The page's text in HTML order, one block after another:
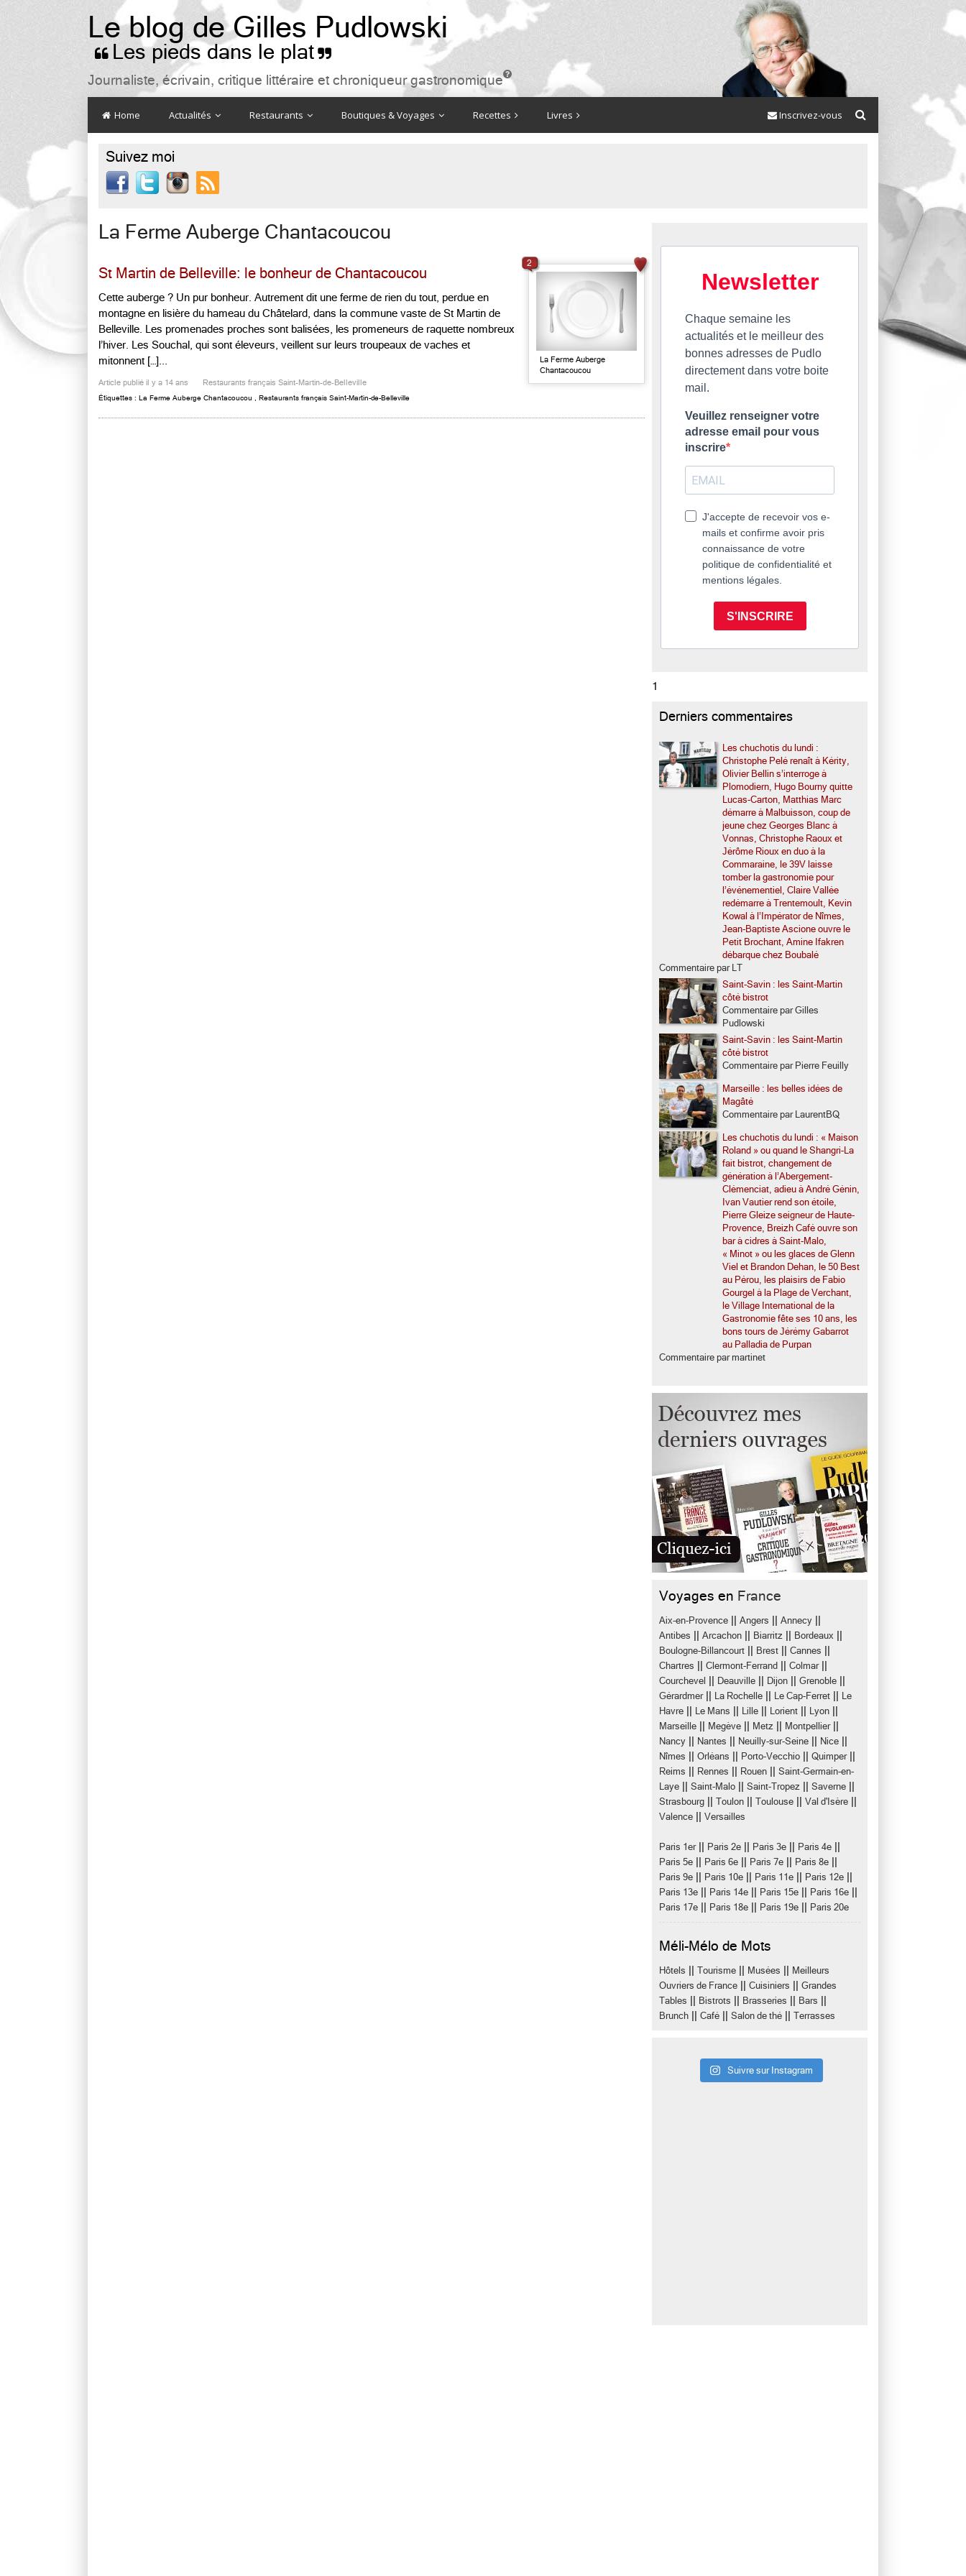
Le blog de Gilles Pudlowski
 Les pieds dans le plat 
Journaliste, écrivain, critique littéraire et chroniqueur gastronomique

Home Actualités Restaurants Boutiques & Voyages Recettes Livres Inscrivez-vous
Suivez moi

La Ferme Auberge Chantacoucou
St Martin de Belleville: le bonheur de Chantacoucou
Cette auberge ? Un pur bonheur. Autrement dit une ferme de rien du tout, perdue en
montagne en lisière du hameau du Châtelard, dans la commune vaste de St Martin de
Belleville. Les promenades proches sont balisées, les promeneurs de raquette nombreux
l’hiver. Les Souchal, qui sont éleveurs, veillent sur leurs troupeaux de vaches et
mitonnent […]...
Article publié il y a 14 ans Restaurants français Saint-Martin-de-Belleville
Étiquettes : La Ferme Auberge Chantacoucou Restaurants français Saint-Martin-de-Belleville
La Ferme Auberge
Chantacoucou
2
Newsletter
Chaque semaine les
actualités et le meilleur des
bonnes adresses de Pudlo
directement dans votre boite
mail.
Veuillez renseigner votre
adresse email pour vous
inscrire
J'accepte de recevoir vos e-
mails et confirme avoir pris
connaissance de votre
politique de confidentialité et
mentions légales.
S'INSCRIRE
1
Derniers commentaires
Les chuchotis du lundi :
Christophe Pelé renaît à Kérity,
Olivier Bellin s’interroge à
Plomodiern, Hugo Bourny quitte
Lucas-Carton, Matthias Marc
démarre à Malbuisson, coup de
jeune chez Georges Blanc à
Vonnas, Christophe Raoux et
Jérôme Rioux en duo à la
Commaraine, le 39V laisse
tomber la gastronomie pour
l’événementiel, Claire Vallée
redémarre à Trentemoult, Kevin
Kowal à l’Impérator de Nîmes,
Jean-Baptiste Ascione ouvre le
Petit Brochant, Amine Ifakren
débarque chez Boubalé
Commentaire par LT
Saint-Savin : les Saint-Martin
côté bistrot
Commentaire par Gilles
Pudlowski
Saint-Savin : les Saint-Martin
côté bistrot
Commentaire par Pierre Feuilly
Marseille : les belles idées de
Magâté
Commentaire par LaurentBQ
Les chuchotis du lundi : « Maison
Roland » ou quand le Shangri-La
fait bistrot, changement de
génération à l’Abergement-
Clémenciat, adieu à André Génin,
Ivan Vautier rend son étoile,
Pierre Gleize seigneur de Haute-
Provence, Breizh Café ouvre son
bar à cidres à Saint-Malo,
« Minot » ou les glaces de Glenn
Viel et Brandon Dehan, le 50 Best
au Pérou, les plaisirs de Fabio
Gourgel à la Plage de Verchant,
le Village International de la
Gastronomie fête ses 10 ans, les
bons tours de Jérémy Gabarrot
au Palladia de Purpan
Commentaire par martinet
Voyages en France
Aix-en-Provence Angers Annecy
Antibes Arcachon Biarritz Bordeaux
Boulogne-Billancourt Brest Cannes
Chartres Clermont-Ferrand Colmar||
Courchevel Deauville Dijon Grenoble
Gérardmer|| La Rochelle Le Cap-Ferret
Le
Havre
Le Mans Lille Lorient Lyon
Marseille Megève Metz Montpellier||
Nancy Nantes Neuilly-sur-Seine Nice
Nîmes Orléans Porto-Vecchio Quimper||
Reims Rennes Rouen
Saint-Germain-en-
Laye
Saint-Malo Saint-Tropez Saverne
Strasbourg Toulon Toulouse Val d'Isère
Valence Versailles
Paris 1er|| Paris 2e Paris 3e Paris 4e
Paris 5e Paris 6e Paris 7e Paris 8e
Paris 9e Paris 10e Paris 11e Paris 12e
Paris 13e Paris 14e Paris 15e Paris 16e
Paris 17e Paris 18e Paris 19e Paris 20e
Méli-Mélo de Mots
Hôtels Tourisme Musées
Meilleurs
Ouvriers de France
Cuisiniers
Grandes
Tables
Bistrots Brasseries Bars
Brunch Café Salon de thé Terrasses
Suivre sur Instagram